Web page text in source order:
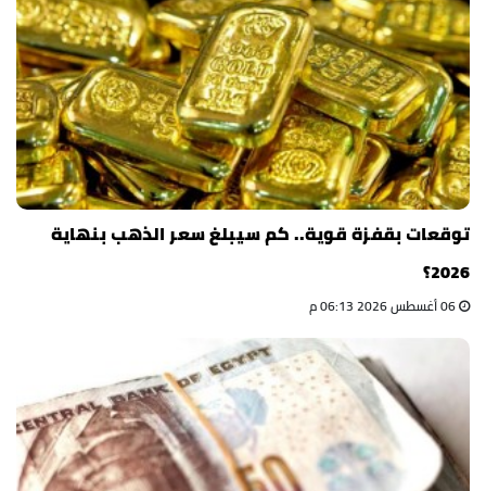
توقعات بقفزة قوية.. كم سيبلغ سعر الذهب بنهاية
2026؟